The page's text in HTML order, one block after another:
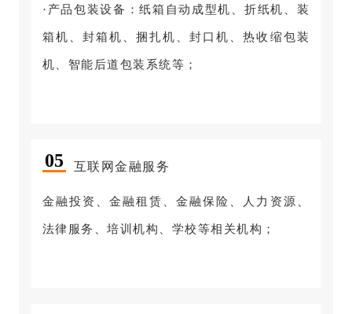
·产品包装设备：纸箱自动成型机、折纸机、装
箱机、封箱机、捆扎机、封口机、热收缩包装
机、智能后道包装系统等；
05 互联网金融服务
金融投资、金融租赁、金融保险、人力资源、
法律服务、培训机构、学校等相关机构；